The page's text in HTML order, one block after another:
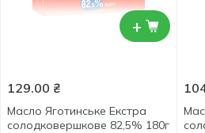
+
129.00 ₴
Масло Яготинське Екстра
солодковершкове 82,5% 180г